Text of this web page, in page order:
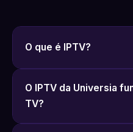
O que é IPTV?
O IPTV da Universia
TV?